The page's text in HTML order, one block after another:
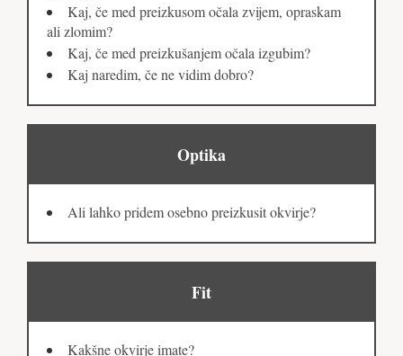
Kaj, če med preizkusom očala zvijem, opraskam
ali zlomim?
Kaj, če med preizkušanjem očala izgubim?
Kaj naredim, če ne vidim dobro?
Optika
Ali lahko pridem osebno preizkusit okvirje?
Fit
Kakšne okvirje imate?